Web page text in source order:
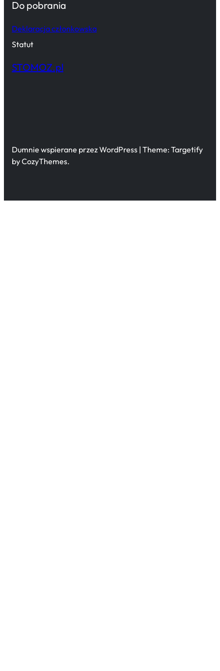
Do pobrania
Deklaracja członkowska
Statut
STOMOZ.pl
Dumnie wspierane przez WordPress | Theme: Targetify
by CozyThemes.